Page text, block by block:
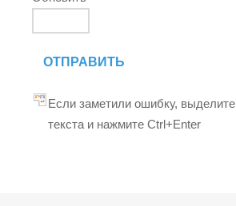
ОТПРАВИТЬ
Если заметили ошибку,
текста и нажмите Ctrl+Enter